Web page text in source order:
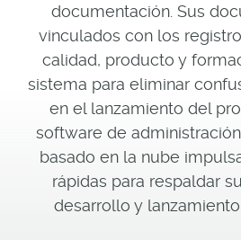
documentación. Sus
vinculados con los
calidad, producto y
sistema para eliminar
en el lanzamiento del
software de
basado en la nube
rápidas para respaldar
desarrollo y